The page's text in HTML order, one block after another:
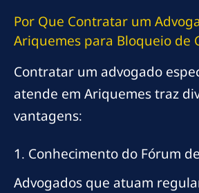
Por Que Contratar um
Ariquemes para Bloqueio de
Contratar um advogado
atende em Ariquemes traz
vantagens:
1. Conhecimento do Fórum
Advogados que atuam